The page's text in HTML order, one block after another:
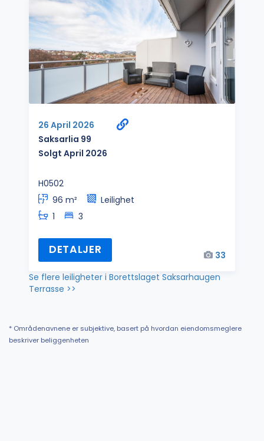
26 April 2026
Saksarlia 99
Solgt April 2026
H0502
96 m²
Leilighet
1
3
DETALJER
33
Se flere leiligheter i Borettslaget Saksarhaugen
Terrasse >>
* Områdenavnene er subjektive, basert på hvordan eiendomsmeglere
beskriver beliggenheten